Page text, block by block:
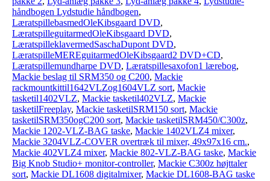
håndbogen Lydstudie håndbogen,
LæratspillebasmedOleKibsgaard DVD,
LæratspilleguitarmedOleKibsgaard DVD,
LæratspilleklavermedSaschaDupont DVD,
LæratspilleMEREguitarmedOleKibsgaard2 DVD+CD,
Læratspillemundharpe DVD, Læratspillesaxofon1 lærebog,
Mackie beslag til SRM350 og C200, Mackie
rackmountkittil1642VLZog1604VLZ sort, Mackie
tasketil1402VLZ, Mackie tasketil402VLZ, Mackie
tasketilFreeplay, Mackie tasketilSRM150 sort, Mackie
tasketilSRM350ogC200 sort, Mackie tasketilSRM450/C300z,
Mackie 1202-VLZ-BAG taske, Mackie 1402VLZ4 mixer,
Mackie 3204VLZ-COVER overtræk til mixer, 49x97x16 cm.,
Mackie 402VLZ4 mixer, Mackie 802-VLZ-BAG taske, Mackie
Big Knob Studio+ monitor-controller, Mackie C300z højttaler
sort, Mackie DL1608 digitalmixer, Mackie DL1608-BAG taske